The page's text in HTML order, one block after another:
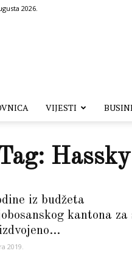
2026.
VIJESTI
iz budžeta
kantona za
2019.